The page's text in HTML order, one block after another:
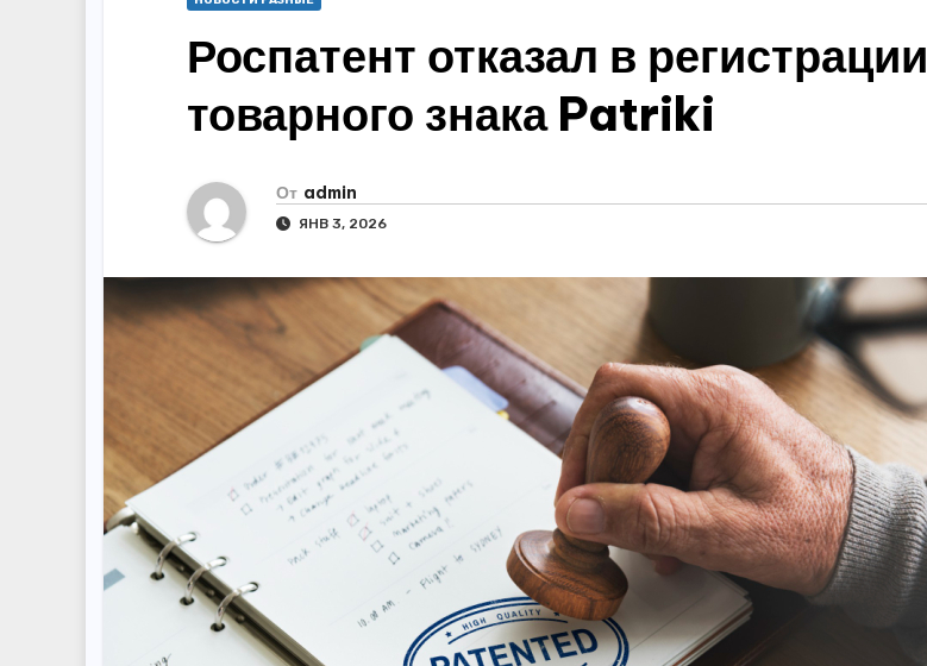
Роспатент отказал в регистрации
товарного знака Patriki
От admin
ЯНВ 3, 2026